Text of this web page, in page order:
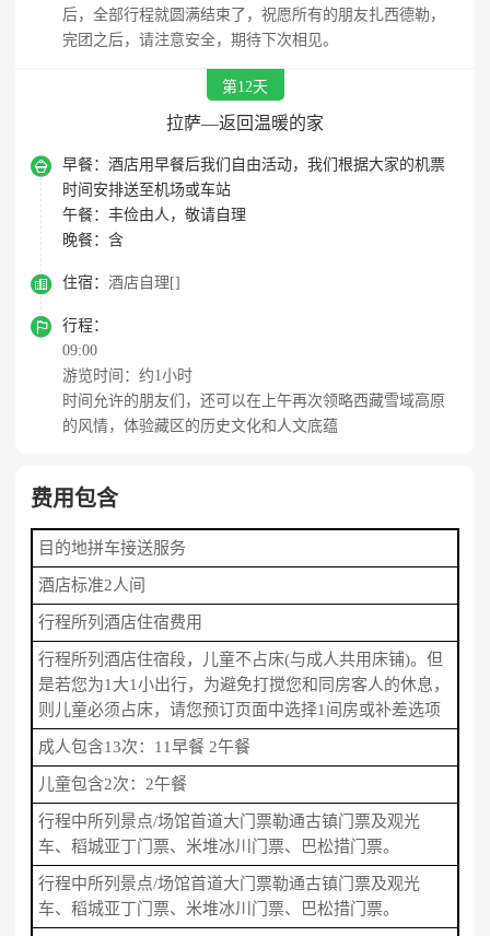
后，全部行程就圆满结束了，祝愿所有的朋友扎西德勒，
完团之后，请注意安全，期待下次相见。
第12天
拉萨—返回温暖的家
 早餐： 酒店用早餐后我们自由活动，我们根据大家的机票
时间安排送至机场或车站
午餐： 丰俭由人，敬请自理
晚餐： 含
 住宿： 酒店自理[]

行程：
09:00
游览时间：约1小时
时间允许的朋友们，还可以在上午再次领略西藏雪域高原
的风情，体验藏区的历史文化和人文底蕴
费用包含
目的地拼车接送服务
酒店标准2人间
行程所列酒店住宿费用
行程所列酒店住宿段，儿童不占床(与成人共用床铺)。但
是若您为1大1小出行，为避免打搅您和同房客人的休息，
则儿童必须占床，请您预订页面中选择1间房或补差选项
成人包含13次：11早餐 2午餐
儿童包含2次：2午餐
行程中所列景点/场馆首道大门票勒通古镇门票及观光
车、稻城亚丁门票、米堆冰川门票、巴松措门票。
行程中所列景点/场馆首道大门票勒通古镇门票及观光
车、稻城亚丁门票、米堆冰川门票、巴松措门票。